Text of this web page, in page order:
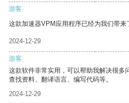
游客
这款加速器VPM应用程序已经为我们带来
2024-12-29
游客
这款软件非常实用，可以帮助我解决很多
查找资料、翻译语言、编写代码等。
2024-12-29